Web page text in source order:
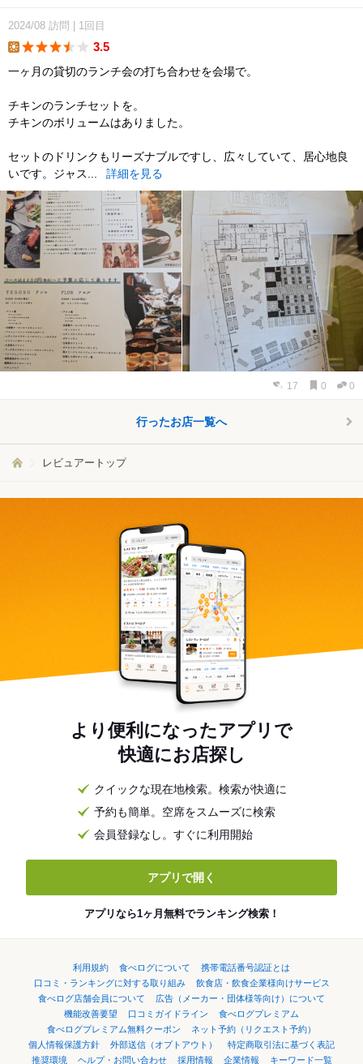
2024/08 訪問 | 1回目
3.5
一ヶ月の貸切のランチ会の打ち合わせを会場で。
チキンのランチセットを。
チキンのボリュームはありました。
セットのドリンクもリーズナブルですし、広々していて、居心地良
いです。ジャス...
詳細を見る
17 0 0
行ったお店一覧へ
レビュアートップ
より便利になったアプリで
快適にお店探し
クイックな現在地検索。検索が快適に
予約も簡単。空席をスムーズに検索
会員登録なし。すぐに利用開始
アプリで開く
アプリなら1ヶ月無料でランキング検索！
利用規約 食べログについて
携帯電話番号認証とは
口コミ・ランキングに対する取り組み
飲食店・飲食企業様向けサービス
食べログ店舗会員について
広告（メーカー・団体様等向け）について
機能改善要望
口コミガイドライン
食べログプレミアム
食べログプレミアム無料クーポン
ネット予約（リクエスト予約）
個人情報保護方針
外部送信（オプトアウト）
特定商取引法に基づく表記
推奨環境
ヘルプ・お問い合わせ 採用情報 企業情報 キーワード一覧